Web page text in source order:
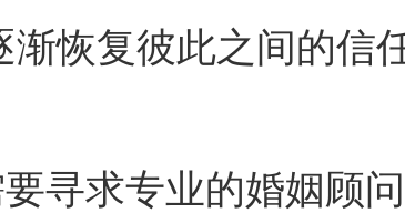
渐恢复彼此之间的信
寻求专业的婚姻顾